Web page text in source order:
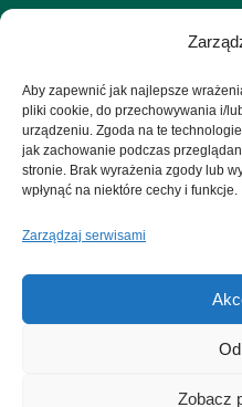
Aby zapewnić jak najlepsze
pliki cookie, do przechowywania i/
urządzeniu. Zgoda na te
jak zachowanie podczas
stronie. Brak wyrażenia zgody lub
wpłynąć na niektóre cechy i funkcje.
Zarządzaj serwisami
Zobacz
Koszyk
© 2026 Czyste-Zielonki.pl Firma
stosowane jako ich zamienniki.
jako substytut zróżnicowanej diety
problemów zdrowotnych skonsultuj